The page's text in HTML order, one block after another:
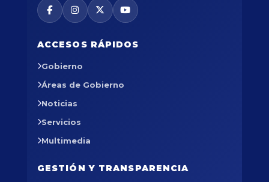
ACCESOS RÁPIDOS
Gobierno
Áreas de Gobierno
Noticias
Servicios
Multimedia
GESTIÓN Y TRANSPARENCIA